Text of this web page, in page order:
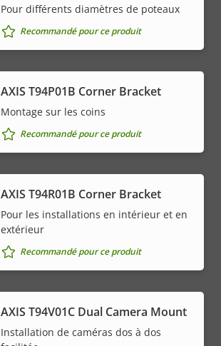
Pour différents diamètres de poteaux
Recommandé pour ce produit
AXIS T94P01B Corner Bracket
Montage sur les coins
Recommandé pour ce produit
AXIS T94R01B Corner Bracket
Pour les installations en intérieur et en
extérieur
Recommandé pour ce produit
AXIS T94V01C Dual Camera Mount
Installation de caméras dos à dos